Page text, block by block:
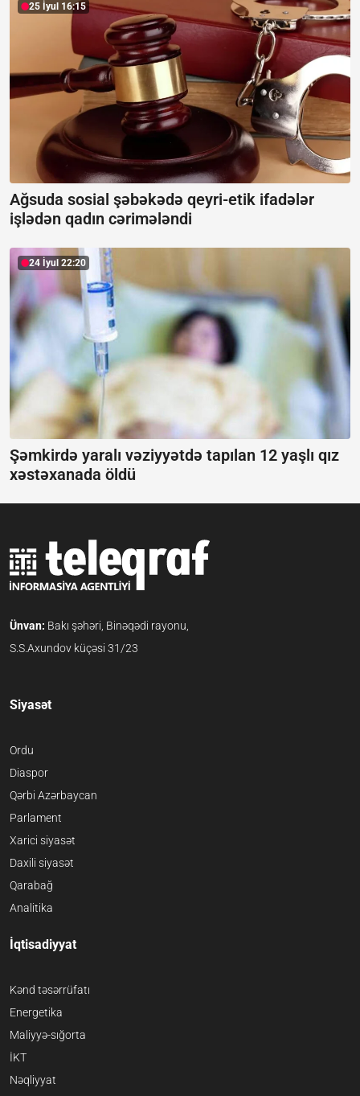
25 İyul 16:15
Ağsuda sosial şəbəkədə qeyri-etik ifadələr
işlədən qadın cərimələndi
24 İyul 22:20
Şəmkirdə yaralı vəziyyətdə tapılan 12 yaşlı qız
xəstəxanada öldü
Ünvan: Bakı şəhəri, Binəqədi rayonu,
S.S.Axundov küçəsi 31/23
Siyasət
Ordu
Diaspor
Qərbi Azərbaycan
Parlament
Xarici siyasət
Daxili siyasət
Qarabağ
Analitika
İqtisadiyyat
Kənd təsərrüfatı
Energetika
Maliyyə-sığorta
İKT
Nəqliyyat